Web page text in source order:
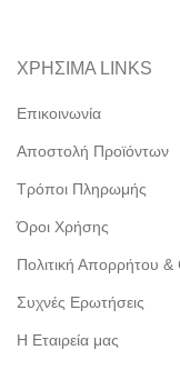
ΧΡΗΣΙΜΑ LINKS
Επικοινωνία
Αποστολή Προϊόντων
Τρόποι Πληρωμής
Όροι Χρήσης
Πολιτική Απορρήτου &
Συχνές Ερωτήσεις
Η Εταιρεία μας